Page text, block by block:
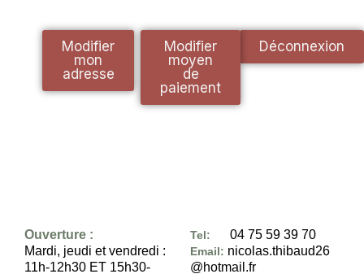
Déconnexion
Modifier
moyen
de
paiement
Modifier
mon
adresse
Ouverture :
Mardi, jeudi et vendredi :
11h-12h30 ET 15h30-
Tel: 04 75 59 39 70
Email: nicolas.thibaud26
@hotmail.fr